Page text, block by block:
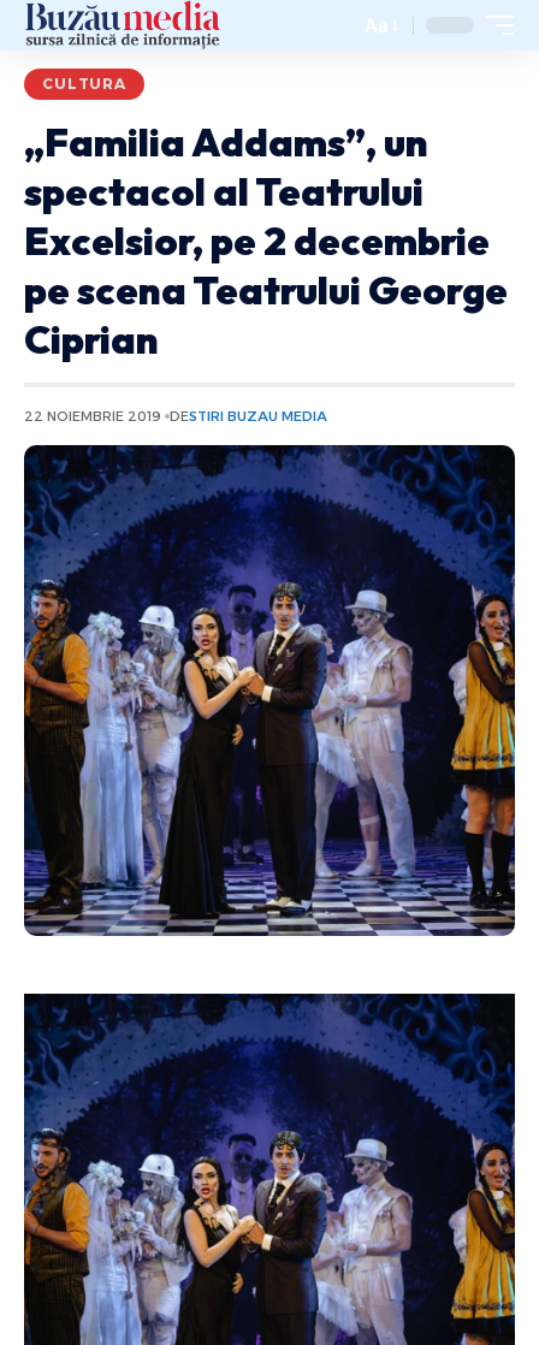
Aa
CULTURA
„Familia Addams”, un
spectacol al Teatrului
Excelsior, pe 2 decembrie
pe scena Teatrului George
Ciprian
22 NOIEMBRIE 2019 DESTIRI BUZAU MEDIA